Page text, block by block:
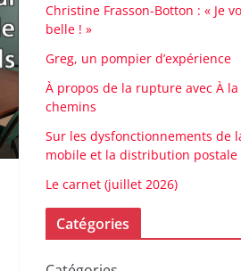
Christine Frasson-Botton : « Je
belle ! »
Greg, un pompier d’expérience
À propos de la rupture avec À la
chemins
Sur les dysfonctionnements de
mobile et la distribution postale
Le carnet (juillet 2026)
Catégories